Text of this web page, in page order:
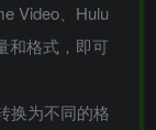
Video、Hulu
和格式，即可
换为不同的格